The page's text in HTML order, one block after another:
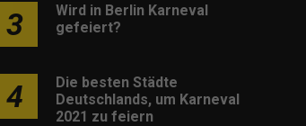
3
Wird in Berlin Karneval
gefeiert?
4
Die besten Städte
Deutschlands, um Karneval
2021 zu feiern